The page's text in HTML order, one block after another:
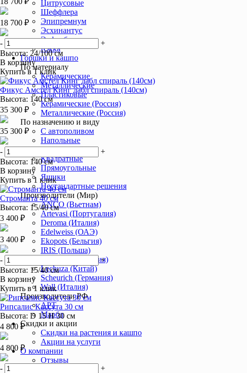
Цитрусовые
Шеффлера
Эпипремнум
Эсхинантус
Эуфорбия
Юкка
Горшки и кашпо
По материалу
Керамические
Металлические
Пластиковые
Керамические (Россия)
Металлические (Россия)
По назначению и виду
С автополивом
Напольные
С подставкой
Квадратные
Прямоугольные
Ящики
Нестандартные решения
Производители (Мир)
ANCO (Вьетнам)
Artevasi (Португалия)
Deroma (Италия)
Edelweiss (ОАЭ)
Ekopots (Бельгия)
IRIS (Польша)
Lechuza (Германия)
Lechuza (Китай)
Scheurich (Германия)
Wall (Италия)
Производители РФ
АРТ
Марбл
Скидки и акции
Скидки на растения и кашпо
Акции на услуги
О компании
Отзывы
18 700 ₽
-
+
Высота: 24/100 см
В корзину
Купить в 1 клик
Фикус Амстел Кинг дабл спираль (140см)
Высота: 140 см
35 300 ₽
35 300 ₽
-
+
Высота: 140 см
В корзину
Купить в 1 клик
Строманта 40 см
Высота: 15/40 см
3 400 ₽
3 400 ₽
-
+
Высота: 15/40 см
В корзину
Купить в 1 клик
Рипсалис Кассута 30 см
Высота: D 15 H 30 см
4 800 ₽
4 800 ₽
-
+